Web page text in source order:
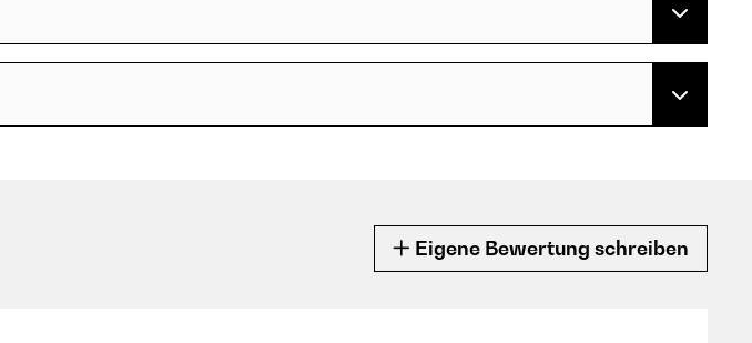
Eigene Bewertung schreiben